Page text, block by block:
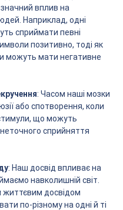
вплив на
Наприклад, одні
сприймати певні
позитивно, тоді як
можуть мати негативне
: Часом наші мозки
або спотворення, коли
що можуть
сприйняття
: Наш досвід впливає на
навколишній світ.
життєвим досвідом
по-різному на одні й ті